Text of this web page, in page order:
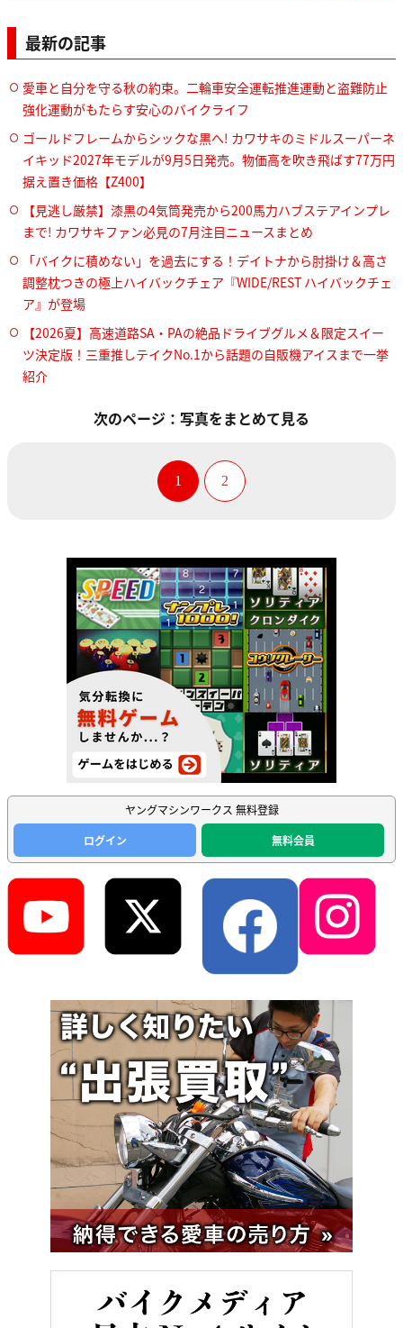
最新の記事
愛車と自分を守る秋の約束。二輪車安全運転推進運動と盗難防止
強化運動がもたらす安心のバイクライフ
ゴールドフレームからシックな黒へ! カワサキのミドルスーパーネ
イキッド2027年モデルが9月5日発売。物価高を吹き飛ばす77万円
据え置き価格【Z400】
【見逃し厳禁】漆黒の4気筒発売から200馬力ハブステアインプレ
まで! カワサキファン必見の7月注目ニュースまとめ
「バイクに積めない」を過去にする！デイトナから肘掛け＆高さ
調整枕つきの極上ハイバックチェア『WIDE/REST ハイバックチェ
ア』が登場
【2026夏】高速道路SA・PAの絶品ドライブグルメ＆限定スイー
ツ決定版！三重推しテイクNo.1から話題の自販機アイスまで一挙
紹介
次のページ：写真をまとめて見る
1 2
ヤングマシンワークス 無料登録
ログイン
無料会員